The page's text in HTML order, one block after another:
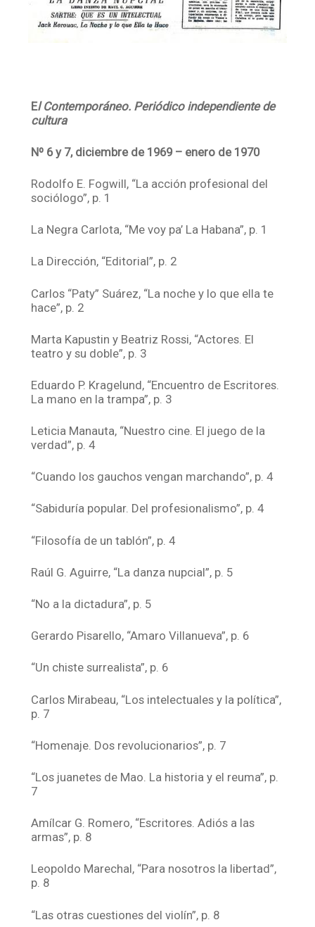
El Contemporáneo. Periódico independiente de
cultura
Nº 6 y 7, diciembre de 1969 – enero de 1970
Rodolfo E. Fogwill, “La acción profesional del
sociólogo”, p. 1
La Negra Carlota, “Me voy pa’ La Habana”, p. 1
La Dirección, “Editorial”, p. 2
Carlos “Paty” Suárez, “La noche y lo que ella te
hace”, p. 2
Marta Kapustin y Beatriz Rossi, “Actores. El
teatro y su doble”, p. 3
Eduardo P. Kragelund, “Encuentro de Escritores.
La mano en la trampa”, p. 3
Leticia Manauta, “Nuestro cine. El juego de la
verdad”, p. 4
“Cuando los gauchos vengan marchando”, p. 4
“Sabiduría popular. Del profesionalismo”, p. 4
“Filosofía de un tablón”, p. 4
Raúl G. Aguirre, “La danza nupcial”, p. 5
“No a la dictadura”, p. 5
Gerardo Pisarello, “Amaro Villanueva”, p. 6
“Un chiste surrealista”, p. 6
Carlos Mirabeau, “Los intelectuales y la política”,
p. 7
“Homenaje. Dos revolucionarios”, p. 7
“Los juanetes de Mao. La historia y el reuma”, p.
7
Amílcar G. Romero, “Escritores. Adiós a las
armas”, p. 8
Leopoldo Marechal, “Para nosotros la libertad”,
p. 8
“Las otras cuestiones del violín”, p. 8